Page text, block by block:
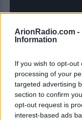
ArionRadio.com -
Information
If you wish to opt-
processing of your
targeted advertising
section to confirm
opt-out request is
interest-based ads
Η Ετυμηγορία
των Ντέιβιντ